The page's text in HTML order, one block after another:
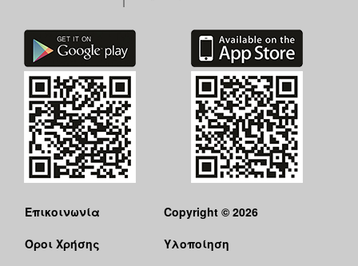
Επικοινωνία
Όροι Χρήσης
Copyright © 2026
Υλοποίηση